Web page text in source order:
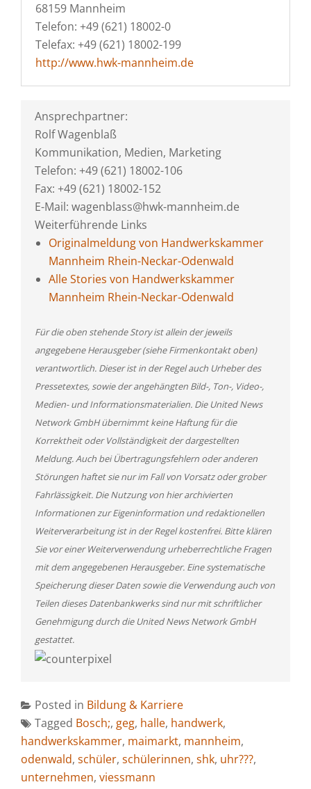
68159 Mannheim
Telefon: +49 (621) 18002-0
Telefax: +49 (621) 18002-199
http://www.hwk-mannheim.de
Ansprechpartner:
Rolf Wagenblaß
Kommunikation, Medien, Marketing
Telefon: +49 (621) 18002-106
Fax: +49 (621) 18002-152
E-Mail: wagenblass@hwk-mannheim.de
Weiterführende Links
Originalmeldung von Handwerkskammer
Mannheim Rhein-Neckar-Odenwald
Alle Stories von Handwerkskammer
Mannheim Rhein-Neckar-Odenwald
Für die oben stehende Story ist allein der jeweils
angegebene Herausgeber (siehe Firmenkontakt oben)
verantwortlich. Dieser ist in der Regel auch Urheber des
Pressetextes, sowie der angehängten Bild-, Ton-, Video-,
Medien- und Informationsmaterialien. Die United News
Network GmbH übernimmt keine Haftung für die
Korrektheit oder Vollständigkeit der dargestellten
Meldung. Auch bei Übertragungsfehlern oder anderen
Störungen haftet sie nur im Fall von Vorsatz oder grober
Fahrlässigkeit. Die Nutzung von hier archivierten
Informationen zur Eigeninformation und redaktionellen
Weiterverarbeitung ist in der Regel kostenfrei. Bitte klären
Sie vor einer Weiterverwendung urheberrechtliche Fragen
mit dem angegebenen Herausgeber. Eine systematische
Speicherung dieser Daten sowie die Verwendung auch von
Teilen dieses Datenbankwerks sind nur mit schriftlicher
Genehmigung durch die United News Network GmbH
gestattet.
Posted in Bildung & Karriere
Tagged Bosch;, geg, halle, handwerk,
handwerkskammer, maimarkt, mannheim,
odenwald, schüler, schülerinnen, shk, uhr???,
unternehmen, viessmann